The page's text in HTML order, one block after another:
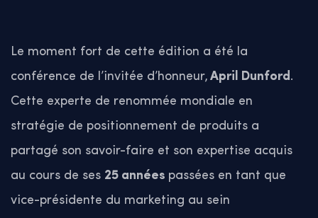
Le moment fort de cette édition a été la
conférence de l’invitée d’honneur, April Dunford.
Cette experte de renommée mondiale en
stratégie de positionnement de produits a
partagé son savoir-faire et son expertise acquis
au cours de ses 25 années passées en tant que
vice-présidente du marketing au sein